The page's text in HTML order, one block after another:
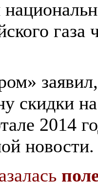
газа
скидки
2014
новости.